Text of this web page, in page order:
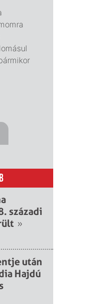
századi
»
után
Hajdú